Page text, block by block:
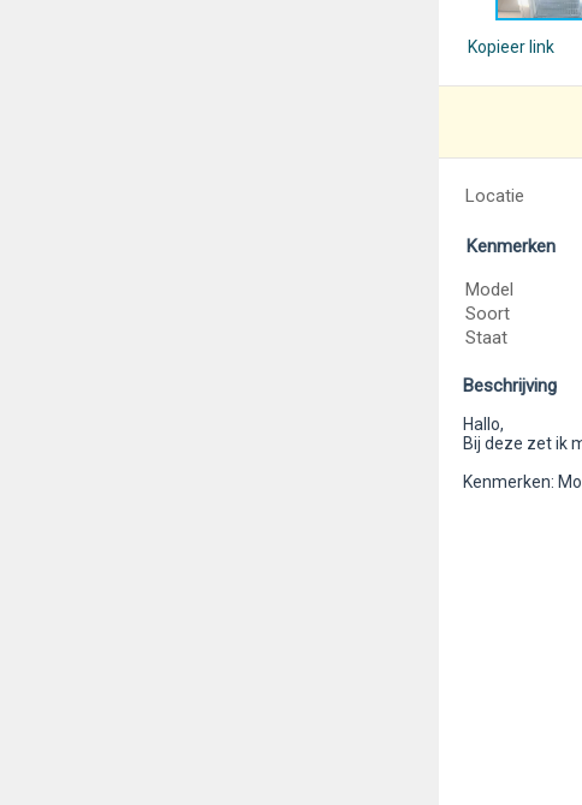
Kopieer link
Locatie
Kenmerken
Model
Soort
Staat
Beschrijving
Hallo,
Bij deze zet ik
Kenmerken: